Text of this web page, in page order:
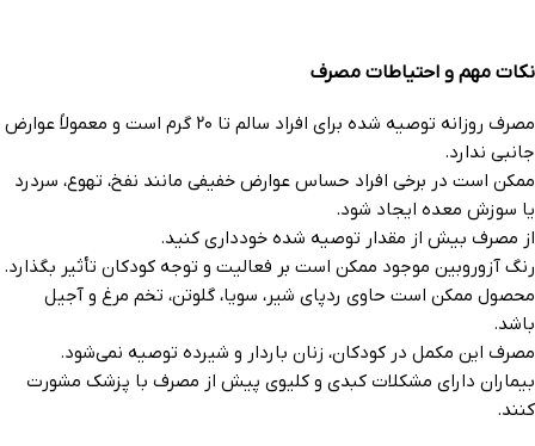
نکات مهم و احتیاطات مصرف
مصرف روزانه توصیه شده برای افراد سالم تا ۲۰ گرم است و معمولاً عوارض
جانبی ندارد.
ممکن است در برخی افراد حساس عوارض خفیفی مانند نفخ، تهوع، سردرد
یا سوزش معده ایجاد شود.
از مصرف بیش از مقدار توصیه شده خودداری کنید.
رنگ آزوروبین موجود ممکن است بر فعالیت و توجه کودکان تأثیر بگذارد.
محصول ممکن است حاوی ردپای شیر، سویا، گلوتن، تخم مرغ و آجیل
باشد.
مصرف این مکمل در کودکان، زنان باردار و شیرده توصیه نمی‌شود.
بیماران دارای مشکلات کبدی و کلیوی پیش از مصرف با پزشک مشورت
کنند.